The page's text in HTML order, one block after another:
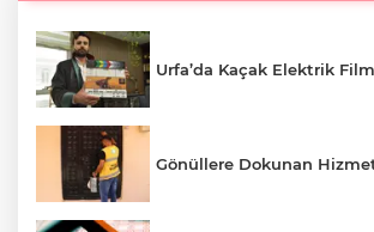
Urfa’da Kaçak Elektrik
Gönüllere Dokunan